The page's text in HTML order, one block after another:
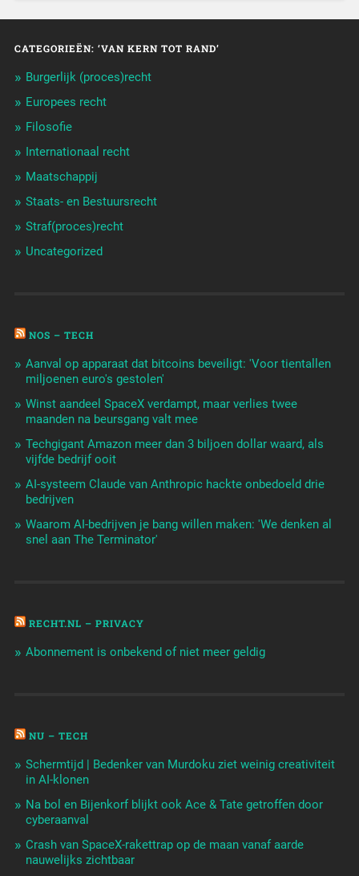
CATEGORIEËN: ‘VAN KERN TOT RAND’
Burgerlijk (proces)recht
Europees recht
Filosofie
Internationaal recht
Maatschappij
Staats- en Bestuursrecht
Straf(proces)recht
Uncategorized
NOS – TECH
Aanval op apparaat dat bitcoins beveiligt: 'Voor tientallen
miljoenen euro's gestolen'
Winst aandeel SpaceX verdampt, maar verlies twee
maanden na beursgang valt mee
Techgigant Amazon meer dan 3 biljoen dollar waard, als
vijfde bedrijf ooit
AI-systeem Claude van Anthropic hackte onbedoeld drie
bedrijven
Waarom AI-bedrijven je bang willen maken: 'We denken al
snel aan The Terminator'
RECHT.NL – PRIVACY
Abonnement is onbekend of niet meer geldig
NU – TECH
Schermtijd | Bedenker van Murdoku ziet weinig creativiteit
in AI-klonen
Na bol en Bijenkorf blijkt ook Ace & Tate getroffen door
cyberaanval
Crash van SpaceX-rakettrap op de maan vanaf aarde
nauwelijks zichtbaar